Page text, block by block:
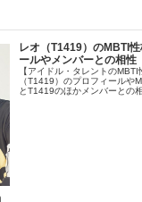
レオ（T1419）のMBTI
ールやメンバーとの相性
【アイドル・タレントの
（T1419）のプロフィールや
とT1419のほかメンバーとの